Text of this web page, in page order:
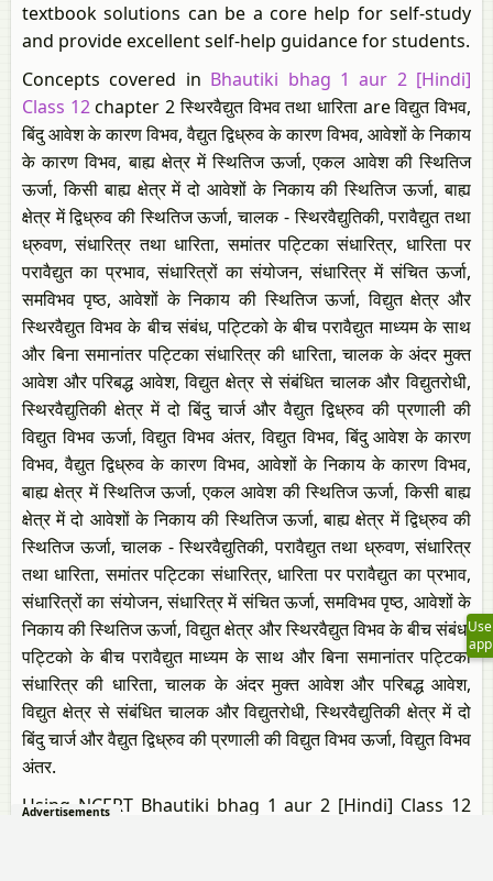
textbook solutions can be a core help for self-study
and provide excellent self-help guidance for students.
Concepts covered in Bhautiki bhag 1 aur 2 [Hindi]
Class 12chapter 2 स्थिरवैद्युत विभव तथा धारिता are विद्युत विभव,
बिंदु आवेश के कारण विभव, वैद्युत द्विध्रुव के कारण विभव, आवेशों के निकाय
के कारण विभव, बाह्य क्षेत्र में स्थितिज ऊर्जा, एकल आवेश की स्थितिज
ऊर्जा, किसी बाह्य क्षेत्र में दो आवेशों के निकाय की स्थितिज ऊर्जा, बाह्य
क्षेत्र में द्विध्रुव की स्थितिज ऊर्जा, चालक - स्थिरवैद्युतिकी, परावैद्युत तथा
ध्रुवण, संधारित्र तथा धारिता, समांतर पट्टिका संधारित्र, धारिता पर
परावैद्युत का प्रभाव, संधारित्रों का संयोजन, संधारित्र में संचित ऊर्जा,
समविभव पृष्ठ, आवेशों के निकाय की स्थितिज ऊर्जा, विद्युत क्षेत्र और
स्थिरवैद्युत विभव के बीच संबंध, पट्टिको के बीच परावैद्युत माध्यम के साथ
और बिना समानांतर पट्टिका संधारित्र की धारिता, चालक के अंदर मुक्त
आवेश और परिबद्ध आवेश, विद्युत क्षेत्र से संबंधित चालक और विद्युतरोधी,
स्थिरवैद्युतिकी क्षेत्र में दो बिंदु चार्ज और वैद्युत द्विध्रुव की प्रणाली की
विद्युत विभव ऊर्जा, विद्युत विभव अंतर, विद्युत विभव, बिंदु आवेश के कारण
विभव, वैद्युत द्विध्रुव के कारण विभव, आवेशों के निकाय के कारण विभव,
बाह्य क्षेत्र में स्थितिज ऊर्जा, एकल आवेश की स्थितिज ऊर्जा, किसी बाह्य
क्षेत्र में दो आवेशों के निकाय की स्थितिज ऊर्जा, बाह्य क्षेत्र में द्विध्रुव की
स्थितिज ऊर्जा, चालक - स्थिरवैद्युतिकी, परावैद्युत तथा ध्रुवण, संधारित्र
तथा धारिता, समांतर पट्टिका संधारित्र, धारिता पर परावैद्युत का प्रभाव,
संधारित्रों का संयोजन, संधारित्र में संचित ऊर्जा, समविभव पृष्ठ, आवेशों के
निकाय की स्थितिज ऊर्जा, विद्युत क्षेत्र और स्थिरवैद्युत विभव के बीच संबंध,
पट्टिको के बीच परावैद्युत माध्यम के साथ और बिना समानांतर पट्टिका
संधारित्र की धारिता, चालक के अंदर मुक्त आवेश और परिबद्ध आवेश,
विद्युत क्षेत्र से संबंधित चालक और विद्युतरोधी, स्थिरवैद्युतिकी क्षेत्र में दो
बिंदु चार्ज और वैद्युत द्विध्रुव की प्रणाली की विद्युत विभव ऊर्जा, विद्युत विभव
अंतर.
Using NCERT Bhautiki bhag 1 aur 2 [Hindi] Class 12
Use
app
Advertisements